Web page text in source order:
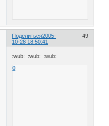
Поделиться 49
2005-
10-28 18:50:41
:wub: :wub: :wub:
0